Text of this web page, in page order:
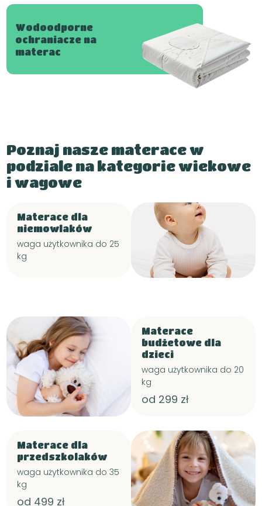
Wodoodporne
ochraniacze na
materac
Poznaj nasze materace w
podziale na kategorie wiekowe
i wagowe
Materace dla
niemowlaków
waga użytkownika do 25
kg
Materace
budżetowe dla
dzieci
waga użytkownika do 20
kg
od 299 zł
Materace dla
przedszkolaków
waga użytkownika do 35
kg
od 499 zł